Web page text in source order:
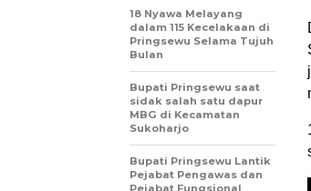
18 Nyawa Melayang
dalam 115 Kecelakaan di
Pringsewu Selama Tujuh
Bulan
Bupati Pringsewu saat
sidak salah satu dapur
MBG di Kecamatan
Sukoharjo
Bupati Pringsewu Lantik
Pejabat Pengawas dan
Pejabat Fungsional